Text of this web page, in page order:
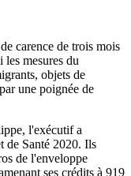
carence de trois mois
mesures du
objets de
une poignée de
l'exécutif a
de Santé 2020. Ils
de l'enveloppe
ses crédits à 919